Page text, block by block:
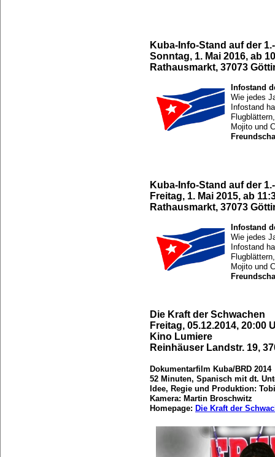
Kuba-Info-Stand auf der
Sonntag, 1. Mai 2016, ab
Rathausmarkt, 37073
Infostand
Wie jedes
Infostand
Mojito und
Kuba-Info-Stand auf der
Freitag, 1. Mai 2015, ab
Rathausmarkt, 37073
Infostand
Wie jedes
Infostand
Mojito und
Die Kraft der Schwachen
Freitag, 05.12.2014, 20:00
Kino Lumiere
Reinhäuser Landstr. 19,
Dokumentarfilm Kuba/BRD 2014
52 Minuten, Spanisch mit dt.
Idee, Regie und Produktion:
Kamera: Martin Broschwitz
Homepage: Die Kraft der